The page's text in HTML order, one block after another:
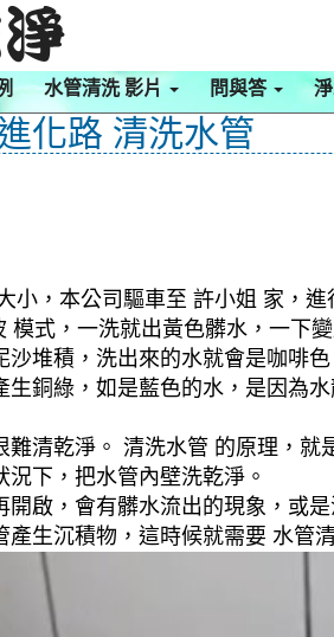
水管清洗 影片 問與答
化路 清洗水管
小，本公司驅車至 許小姐 家，
模式，一洗就出黃色髒水，一下
堆積，洗出來的水就會是咖啡
銅綠，如是藍色的水，是因為
清乾淨。 清洗水管 的原理，
下，把水管內壁洗乾淨。
啟，會有髒水流出的現象，或
生沉積物，這時候就需要 水管